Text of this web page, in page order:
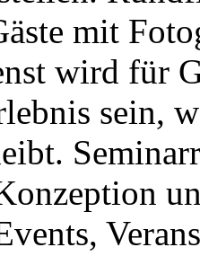
mit
wird für
sein,